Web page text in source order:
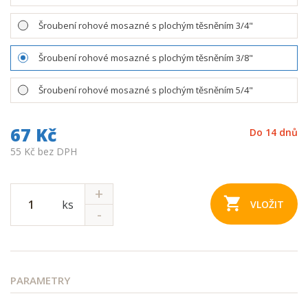
Šroubení rohové mosazné s plochým těsněním 3/4"
Šroubení rohové mosazné s plochým těsněním 3/8"
Šroubení rohové mosazné s plochým těsněním 5/4"
67 Kč
55 Kč bez DPH
Do 14 dnů
ks VLOŽIT
PARAMETRY